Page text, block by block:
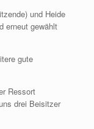
und Heide
erneut gewählt
gute
Ressort
drei Beisitzer